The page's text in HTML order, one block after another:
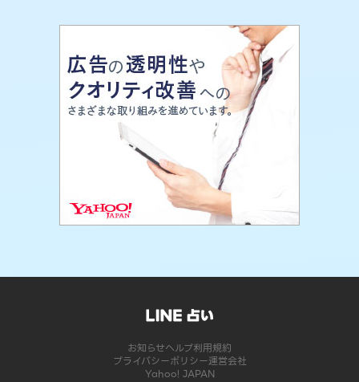
お知らせヘルプ利用規約
プライバシーポリシー運営会社
Yahoo! JAPAN